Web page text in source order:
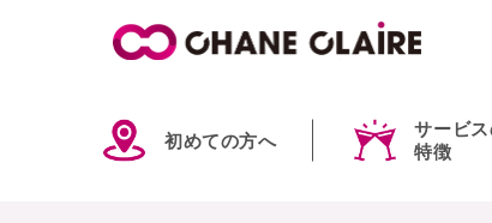
初めての方へ
サービ
特徴